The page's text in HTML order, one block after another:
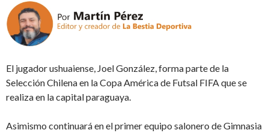
El jugador ushuaiense, Joel González, forma parte de la
Selección Chilena en la Copa América de Futsal FIFA que se
realiza en la capital paraguaya.
Asimismo continuará en el primer equipo salonero de Gimnasia